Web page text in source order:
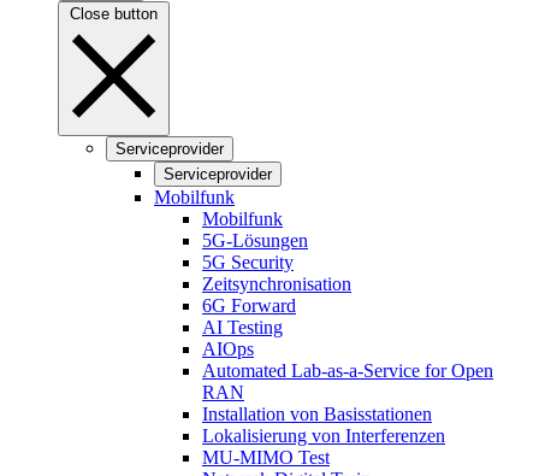
Close button
Serviceprovider
Serviceprovider
Mobilfunk
Mobilfunk
5G-Lösungen
5G Security
Zeitsynchronisation
6G Forward
AI Testing
AIOps
Automated Lab-as-a-Service for Open
RAN
Installation von Basisstationen
Lokalisierung von Interferenzen
MU-MIMO Test